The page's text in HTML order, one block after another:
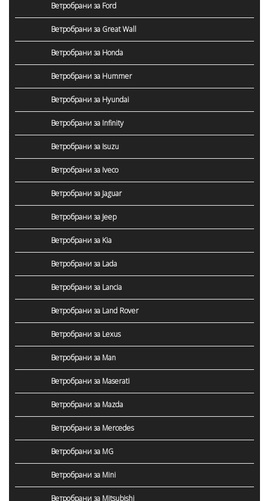
Ветробрани за Ford
Ветробрани за Great Wall
Ветробрани за Honda
Ветробрани за Hummer
Ветробрани за Hyundai
Ветробрани за Infinity
Ветробрани за Isuzu
Ветробрани за Iveco
Ветробрани за Jaguar
Ветробрани за Jeep
Ветробрани за Kia
Ветробрани за Lada
Ветробрани за Lancia
Ветробрани за Land Rover
Ветробрани за Lexus
Ветробрани за Man
Ветробрани за Maserati
Ветробрани за Mazda
Ветробрани за Mercedes
Ветробрани за MG
Ветробрани за Mini
Ветробрани за Mitsubishi